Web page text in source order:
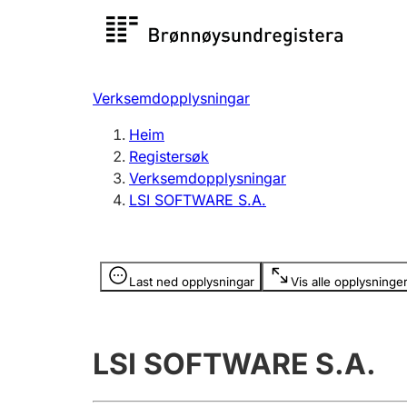
Registersøk
Registrere, endre, slette
Verksemdopplysningar
Heim
Registersøk
Verksemdopplysningar
LSI SOFTWARE S.A.
Last ned opplysningar Vis alle opplysninger
Opplysninger er skjult
LSI SOFTWARE S.A.